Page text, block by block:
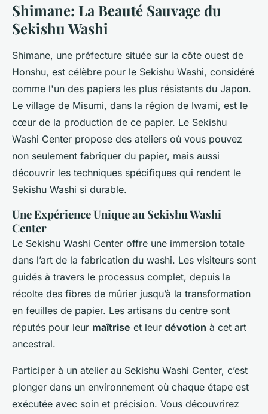
Shimane: La Beauté Sauvage du
Sekishu Washi
Shimane, une préfecture située sur la côte ouest de
Honshu, est célèbre pour le Sekishu Washi, considéré
comme l'un des papiers les plus résistants du Japon.
Le village de Misumi, dans la région de Iwami, est le
cœur de la production de ce papier. Le Sekishu
Washi Center propose des ateliers où vous pouvez
non seulement fabriquer du papier, mais aussi
découvrir les techniques spécifiques qui rendent le
Sekishu Washi si durable.
Une Expérience Unique au Sekishu Washi
Center
Le Sekishu Washi Center offre une immersion totale
dans l’art de la fabrication du washi. Les visiteurs sont
guidés à travers le processus complet, depuis la
récolte des fibres de mûrier jusqu’à la transformation
en feuilles de papier. Les artisans du centre sont
réputés pour leur maîtrise et leur dévotion à cet art
ancestral.
Participer à un atelier au Sekishu Washi Center, c’est
plonger dans un environnement où chaque étape est
exécutée avec soin et précision. Vous découvrirez